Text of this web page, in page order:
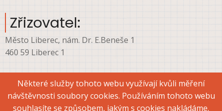
Zřizovatel:
Město Liberec, nám. Dr. E.Beneše 1
460 59 Liberec 1
© 2026 ZŠ Liberec, ul. 5. května, All rights reserved.
Některé služby tohoto webu využívají kvůli měření
návštěvnosti soubory cookies. Používáním tohoto webu
souhlasíte se způsobem, jakým s cookies nakládáme.